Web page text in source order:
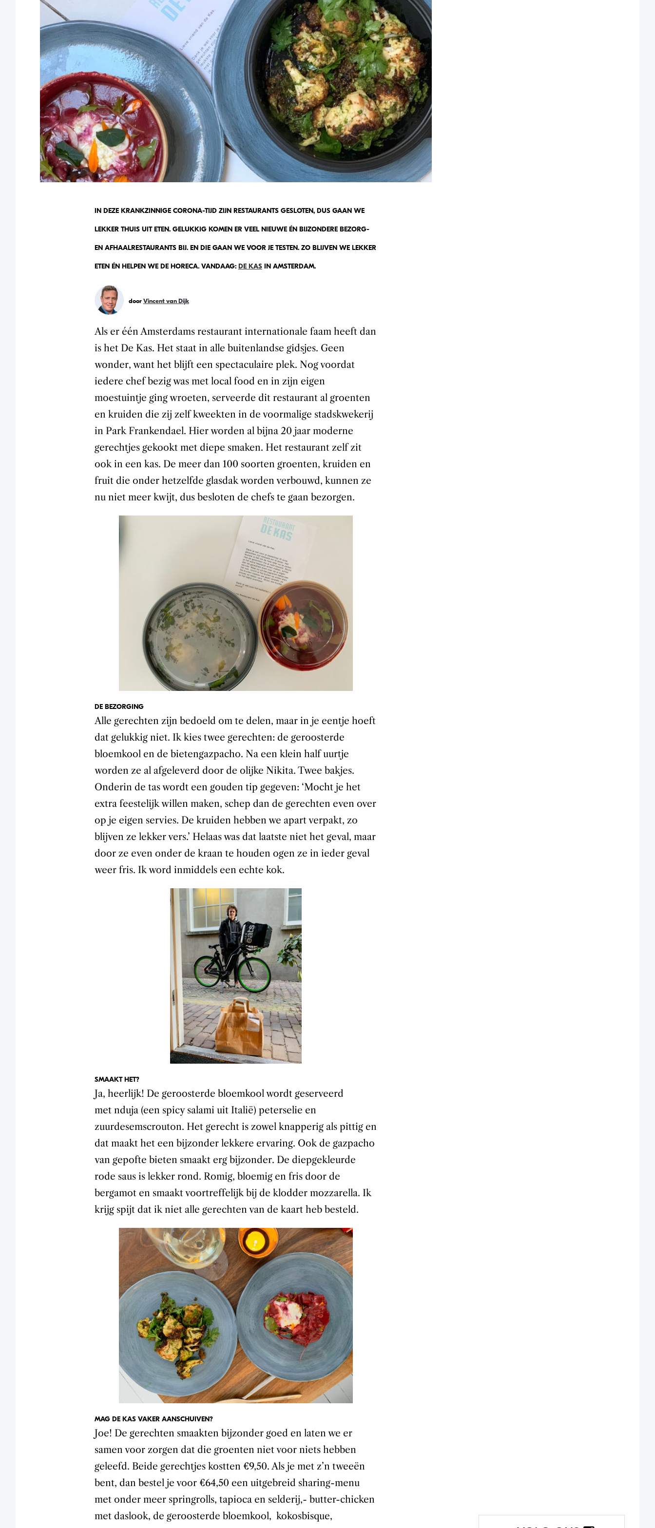
IN DEZE KRANKZINNIGE CORONA-TIJD ZIJN RESTAURANTS GESLOTEN, DUS GAAN WE
LEKKER THUIS UIT ETEN. GELUKKIG KOMEN ER VEEL NIEUWE ÉN BIJZONDERE BEZORG-
EN AFHAALRESTAURANTS BIJ. EN DIE GAAN WE VOOR JE TESTEN. ZO BLIJVEN WE LEKKER
ETEN ÉN HELPEN WE DE HORECA. VANDAAG: DE KASIN AMSTERDAM.
door Vincent van Dijk
Als er één Amsterdams restaurant internationale faam heeft dan
is het De Kas. Het staat in alle buitenlandse gidsjes. Geen
wonder, want het blijft een spectaculaire plek. Nog voordat
iedere chef bezig was met local food en in zijn eigen
moestuintje ging wroeten, serveerde dit restaurant al groenten
en kruiden die zij zelf kweekten in de voormalige stadskwekerij
in Park Frankendael. Hier worden al bijna 20 jaar moderne
gerechtjes gekookt met diepe smaken. Het restaurant zelf zit
ook in een kas. De meer dan 100 soorten groenten, kruiden en
fruit die onder hetzelfde glasdak worden verbouwd, kunnen ze
nu niet meer kwijt, dus besloten de chefs te gaan bezorgen.
DE BEZORGING
Alle gerechten zijn bedoeld om te delen, maar in je eentje hoeft
dat gelukkig niet. Ik kies twee gerechten: de geroosterde
bloemkool en de bietengazpacho. Na een klein half uurtje
worden ze al afgeleverd door de olijke Nikita. Twee bakjes.
Onderin de tas wordt een gouden tip gegeven: ‘Mocht je het
extra feestelijk willen maken, schep dan de gerechten even over
op je eigen servies. De kruiden hebben we apart verpakt, zo
blijven ze lekker vers.’ Helaas was dat laatste niet het geval, maar
door ze even onder de kraan te houden ogen ze in ieder geval
weer fris. Ik word inmiddels een echte kok.
SMAAKT HET?
Ja, heerlijk! De geroosterde bloemkool wordt geserveerd
met nduja(een spicy salami uit Italië) peterselie en
zuurdesemscrouton. Het gerecht is zowel knapperig als pittig en
dat maakt het een bijzonder lekkere ervaring. Ook de gazpacho
van gepofte bieten smaakt erg bijzonder. De diepgekleurde
rode saus is lekker rond. Romig, bloemig en fris door de
bergamot en smaakt voortreffelijk bij de klodder mozzarella. Ik
krijg spijt dat ik niet alle gerechten van de kaart heb besteld.
MAG DE KAS VAKER AANSCHUIVEN?
Joe! De gerechten smaakten bijzonder goed en laten we er
samen voor zorgen dat die groenten niet voor niets hebben
geleefd. Beide gerechtjes kostten €9,50. Als je met z’n tweeën
bent, dan bestel je voor €64,50 een uitgebreid sharing-menu
met onder meer springrolls, tapioca en selderij,- butter-chicken
met daslook, de geroosterde bloemkool, kokosbisque,